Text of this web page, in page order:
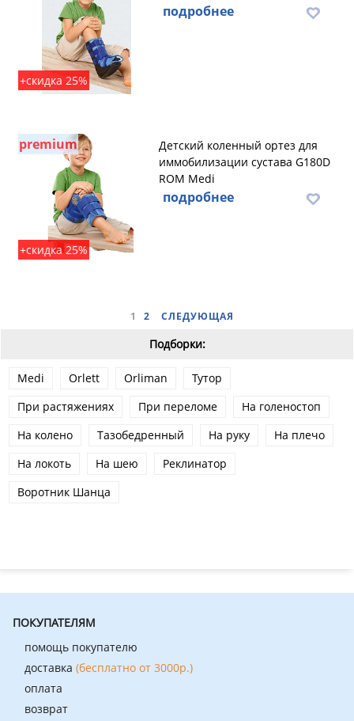
+скидка 25%
подробнее
premium
+скидка 25%
Детский коленный ортез для
иммобилизации сустава G180D
ROM Medi
подробнее
1 2 СЛЕДУЮЩАЯ
Подборки:
Medi Orlett Orliman
Тутор
При растяжениях
При переломе
На голеностоп
На колено
Тазобедренный На руку
На плечо
На локоть
На шею
Реклинатор
Воротник Шанца
ПОКУПАТЕЛЯМ
помощь покупателю
доставка (бесплатно от 3000р.)
оплата
возврат